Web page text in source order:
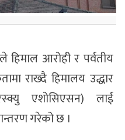
हिमाल आरोही र पर्वतीय
राख्दै हिमालय उद्धार
एशोसिएसन) लाई
गरेको छ ।